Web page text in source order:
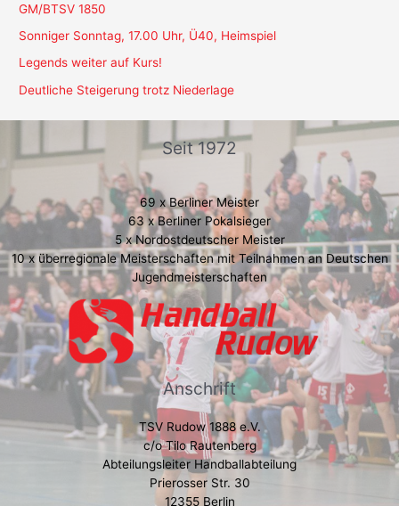
GM/BTSV 1850
Sonniger Sonntag, 17.00 Uhr, Ü40, Heimspiel
Legends weiter auf Kurs!
Deutliche Steigerung trotz Niederlage
Seit 1972
69 x Berliner Meister
63 x Berliner Pokalsieger
5 x Nordostdeutscher Meister
10 x überregionale Meisterschaften mit Teilnahmen an Deutschen
Jugendmeisterschaften
Anschrift
TSV Rudow 1888 e.V.
c/o Tilo Rautenberg
Abteilungsleiter Handballabteilung
Prierosser Str. 30
12355 Berlin